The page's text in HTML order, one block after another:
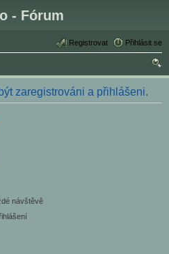
- Fórum
Přihlásit se
Registrovat
led
zaregistrováni a přihlášeni.
návštěvě